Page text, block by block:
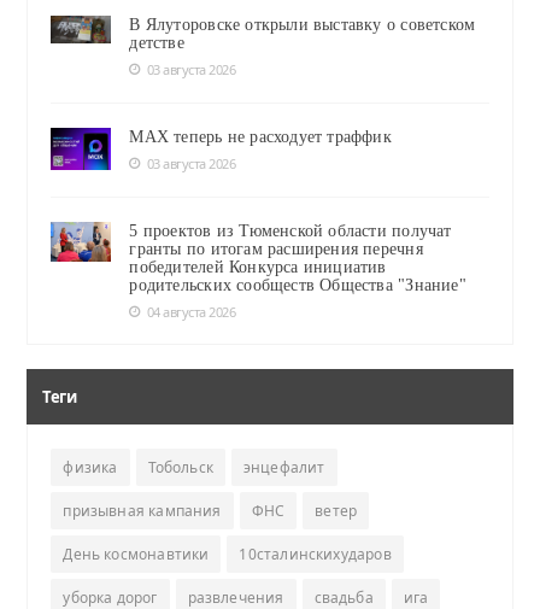
В Ялуторовске открыли выставку о советском
детстве
03 августа 2026
MAX теперь не расходует траффик
03 августа 2026
5 проектов из Тюменской области получат
гранты по итогам расширения перечня
победителей Конкурса инициатив
родительских сообществ Общества "Знание"
04 августа 2026
Теги
физика Тобольск энцефалит
призывная кампания ФНС ветер
День космонавтики 10сталинскихударов
уборка дорог развлечения свадьба ига